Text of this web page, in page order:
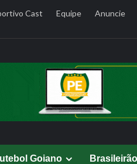
Cast Equipe Anuncie
Goiano Brasileirão